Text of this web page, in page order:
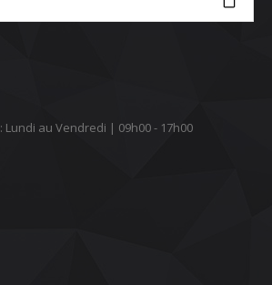
: Lundi au Vendredi | 09h00 - 17h00